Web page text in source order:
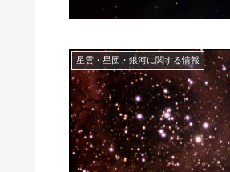
星雲・星団・銀河に関する情報